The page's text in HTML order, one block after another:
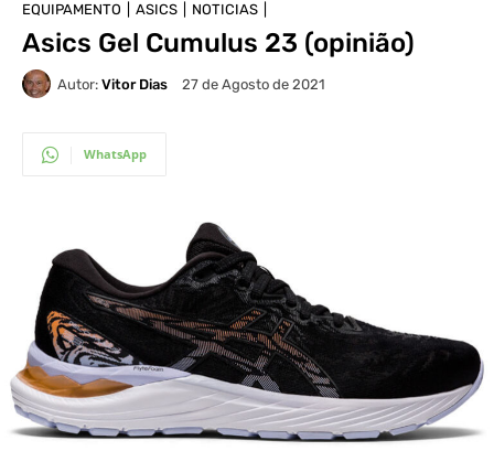
EQUIPAMENTO ASICS NOTICIAS
Asics Gel Cumulus 23 (opinião)
Autor: Vitor Dias 27 de Agosto de 2021
WhatsApp